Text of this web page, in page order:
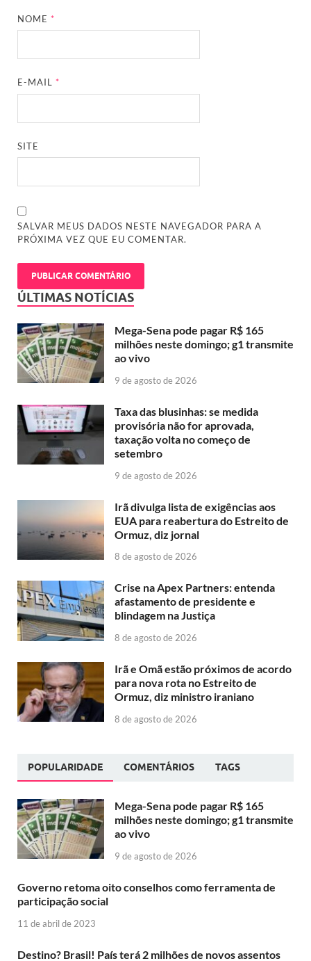
NOME*
E-MAIL*
SITE
SALVAR MEUS DADOS NESTE NAVEGADOR PARA A
PRÓXIMA VEZ QUE EU COMENTAR.
ÚLTIMAS NOTÍCIAS
Mega-Sena pode pagar R$ 165
milhões neste domingo; g1 transmite
ao vivo
9 de agosto de 2026
Taxa das blusinhas: se medida
provisória não for aprovada,
taxação volta no começo de
setembro
9 de agosto de 2026
Irã divulga lista de exigências aos
EUA para reabertura do Estreito de
Ormuz, diz jornal
8 de agosto de 2026
Crise na Apex Partners: entenda
afastamento de presidente e
blindagem na Justiça
8 de agosto de 2026
Irã e Omã estão próximos de acordo
para nova rota no Estreito de
Ormuz, diz ministro iraniano
8 de agosto de 2026
POPULARIDADE COMENTÁRIOS TAGS
Mega-Sena pode pagar R$ 165
milhões neste domingo; g1 transmite
ao vivo
9 de agosto de 2026
Governo retoma oito conselhos como ferramenta de
participação social
11 de abril de 2023
Destino? Brasil! País terá 2 milhões de novos assentos